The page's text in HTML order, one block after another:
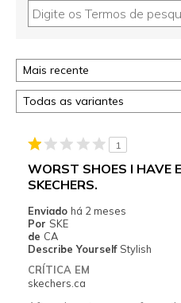
1
WORST SHOES I HAVE
SKECHERS.
Enviado há 2 meses
Por SKE
de CA
Describe Yourself Stylish
CRÍTICA EM
skechers.ca